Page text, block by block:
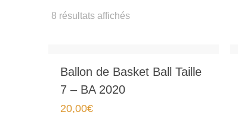
8 résultats affichésTrié
Ballon de Basket Ball Taille
7 – BA 2020
20,00€